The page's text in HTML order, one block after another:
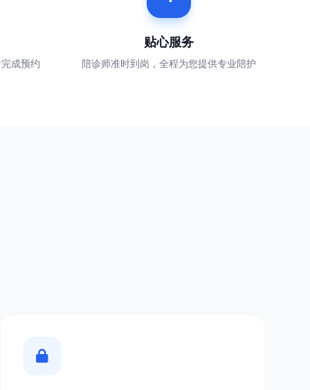
成预约
贴心服务
陪诊师准时到岗，全程为您提供专业陪护